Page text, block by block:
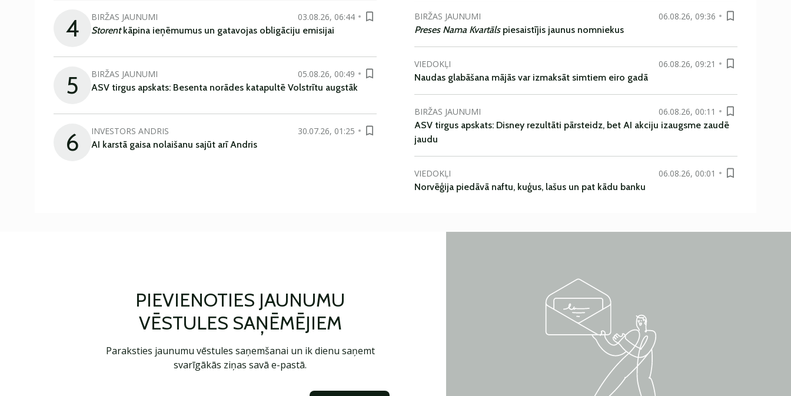
4 BIRŽAS JAUNUMI
03.08.26, 06:44
Storentkāpina ieņēmumus un gatavojas obligāciju emisijai
5 BIRŽAS JAUNUMI
05.08.26, 00:49
ASV tirgus apskats: Besenta norādes katapultē Volstrītu augstāk
6 INVESTORS ANDRIS
30.07.26, 01:25
AI karstā gaisa nolaišanu sajūt arī Andris
BIRŽAS JAUNUMI
06.08.26, 09:36
Preses Nama Kvartāls piesaistījis jaunus nomniekus
VIEDOKĻI
06.08.26, 09:21
Naudas glabāšana mājās var izmaksāt simtiem eiro gadā
BIRŽAS JAUNUMI
06.08.26, 00:11
ASV tirgus apskats: Disney rezultāti pārsteidz, bet AI akciju izaugsme zaudē
jaudu
VIEDOKĻI
06.08.26, 00:01
Norvēģija piedāvā naftu, kuģus, lašus un pat kādu banku
PIEVIENOTIES JAUNUMU
VĒSTULES SAŅĒMĒJIEM
Paraksties jaunumu vēstules saņemšanai un ik dienu saņemt
svarīgākās ziņas savā e-pastā.